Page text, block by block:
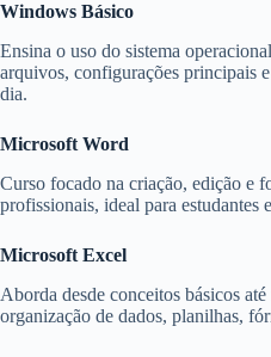
Windows Básico
Ensina o uso do sistema
arquivos, configurações principais
dia.
Microsoft Word
Curso focado na criação, edição e
profissionais, ideal para estudantes
Microsoft Excel
Aborda desde conceitos básicos
organização de dados, planilhas,